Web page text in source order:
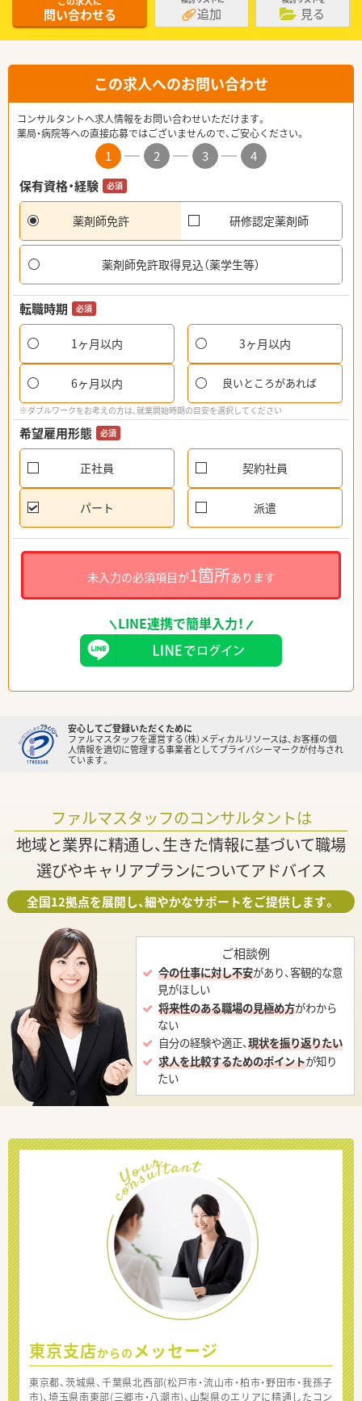
問い合わせる 追加 見る
この求人へのお問い合わせ
コンサルタントへ求人情報をお問い合わせいただけます。
薬局・病院等への直接応募ではございませんので、ご安心ください。
1 2 3
4
保有資格・経験
必須
薬剤師免許 研修認定薬剤師
薬剤師免許取得見込（薬学生等）
転職時期 必須
1ヶ月以内 3ヶ月以内
6ヶ月以内 良いところがあれば
※ダブルワークをお考えの方は、就業開始時期の目安を選択してください
希望雇用形態 必須
正社員 契約社員
パート 派遣
未入力の必須項目が1箇所あります
LINE連携で簡単入力！
安心してご登録いただくために
ファルマスタッフを運営する（株）メディカルリソースは、お客様の個
人情報を適切に管理する事業者としてプライバシーマークが付与され
ています。
ファルマスタッフのコンサルタントは
地域と業界に精通し、生きた情報に基づいて職場
選びやキャリアプランについてアドバイス
全国12拠点を展開し、細やかなサポートをご提供します。
ご相談例
今の仕事に対し不安があり、客観的な意
見がほしい
将来性のある職場の見極め方がわから
ない
自分の経験や適正、現状を振り返りたい
求人を比較するためのポイントが知り
たい
東京支店からの メッセージ
東京都、茨城県、千葉県北西部(松戸市・流山市・柏市・野田市・我孫子
市)、埼玉県南東部(三郷市・八潮市)、山梨県のエリアに精通したコン